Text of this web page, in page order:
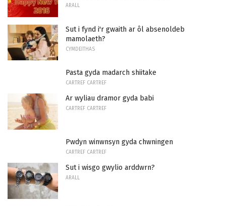
ARALL
Sut i fynd i'r gwaith ar ôl absenoldeb
mamolaeth?
CYMDEITHAS
Pasta gyda madarch shiitake
CARTREF CARTREF
Ar wyliau dramor gyda babi
CARTREF CARTREF
Pwdyn winwnsyn gyda chwningen
CARTREF CARTREF
Sut i wisgo gwylio arddwrn?
ARALL